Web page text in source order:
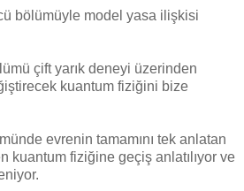
bölümüyle model yasa ilişkisi
çift yarık deneyi üzerinden
kuantum fiziğini bize
evrenin tamamını tek anlatan
kuantum fiziğine geçiş anlatılıyor ve